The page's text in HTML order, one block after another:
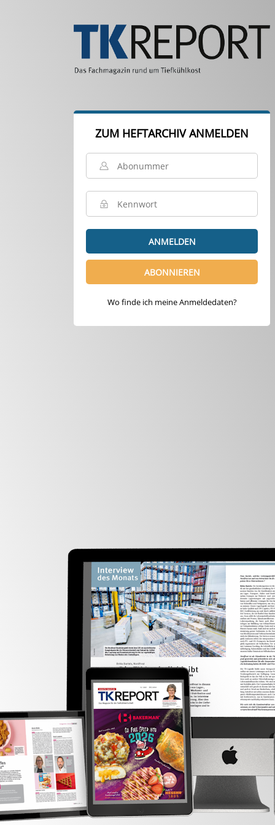
ZUM HEFTARCHIV ANMELDEN
ANMELDEN
ABONNIEREN
Wo finde ich meine Anmeldedaten?